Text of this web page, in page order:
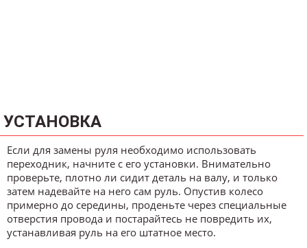
УСТАНОВКА
Если для замены руля необходимо использовать
переходник, начните с его установки. Внимательно
проверьте, плотно ли сидит деталь на валу, и только
затем надевайте на него сам руль. Опустив колесо
примерно до середины, проденьте через специальные
отверстия провода и постарайтесь не повредить их,
устанавливая руль на его штатное место.